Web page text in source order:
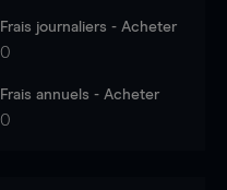
Frais journaliers - Acheter
0
Frais annuels - Acheter
0